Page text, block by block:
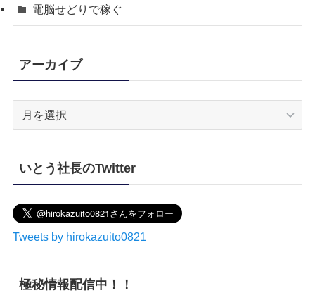
電脳せどりで稼ぐ
アーカイブ
いとう社長のTwitter
Tweets by hirokazuito0821
極秘情報配信中！！